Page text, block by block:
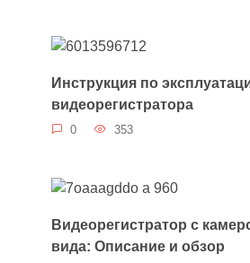
Инструкция по
видеорегистратора
0 353
Видеорегистратор с
вида: Описание и обзор